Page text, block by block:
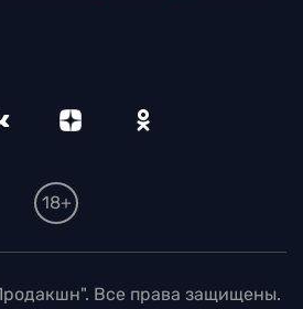
18+
Все права защищены.